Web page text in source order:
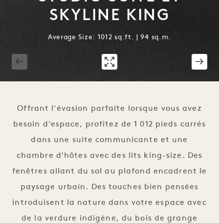
SKYLINE KING
Average Size: 1012 sq.ft. | 94 sq.m.
Offrant l'évasion parfaite lorsque vous avez
besoin d'espace, profitez de 1 012 pieds carrés
dans une suite communicante et une
chambre d'hôtes avec des lits king-size. Des
fenêtres allant du sol au plafond encadrent le
paysage urbain. Des touches bien pensées
introduisent la nature dans votre espace avec
de la verdure indigène, du bois de grange